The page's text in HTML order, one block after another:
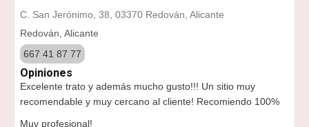
C. San Jerónimo, 38, 03370 Redován, Alicante
Redován, Alicante
667 41 87 77
Opiniones
Excelente trato y además mucho gusto!!! Un sitio muy
recomendable y muy cercano al cliente! Recomiendo 100%
Muy profesional!